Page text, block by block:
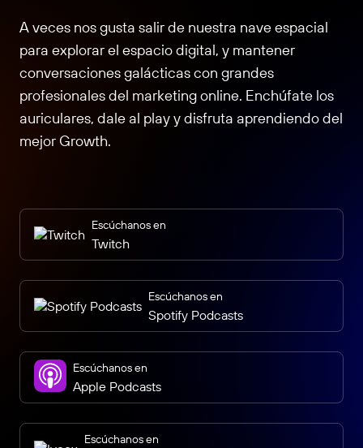
A veces nos gusta salir de nuestra nave espacial
para explorar el espacio digital, y mantener
conversaciones galácticas con grandes
profesionales del marketing online. Enchúfate los
auriculares, dale al play y disfruta aprendiendo del
mejor Growth.
Escúchanos en
Twitch
Escúchanos en
Spotify Podcasts
Escúchanos en
Apple Podcasts
Escúchanos en